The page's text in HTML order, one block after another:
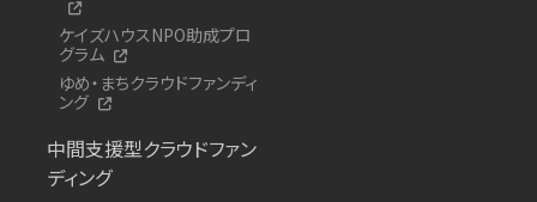
ケイズハウスNPO助成プロ
グラム
ゆめ・まちクラウドファンディ
ング
中間支援型クラウドファン
ディング